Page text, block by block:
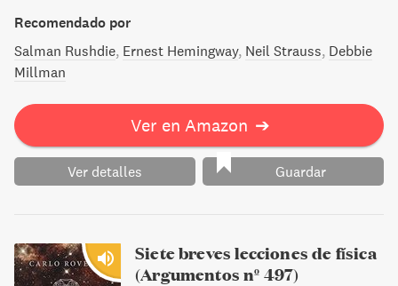
Recomendado por
Salman Rushdie Ernest Hemingway Neil Strauss Debbie
Millman
Ver en Amazon ➔
Ver detalles Guardar
Siete breves lecciones de física
(Argumentos nº 497)